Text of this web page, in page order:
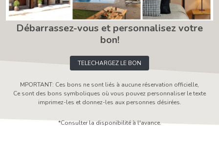
Débarrassez-vous et personnalisez votre
bon!
TELECHARGEZ LE BON
MPORTANT: Ces bons ne sont liés à aucune réservation officielle,
Ce sont des bons symboliques où vous pouvez personnaliser le texte
imprimez-les et donnez-les aux personnes désirées.
*Consulter la disponibilité à l'avance.